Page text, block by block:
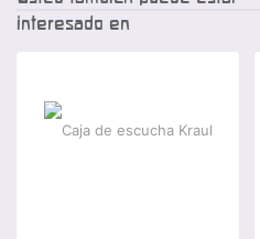
interesado en